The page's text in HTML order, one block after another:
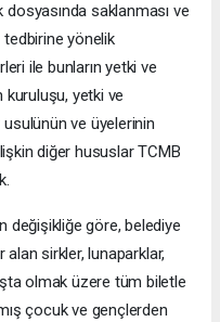
dosyasında saklanması ve
yönelik
ile bunların yetki ve
kuruluşu, yetki ve
ve üyelerinin
diğer hususlar TCMB
değişikliğe göre, belediye
alan sirkler, lunaparklar,
olmak üzere tüm biletle
çocuk ve gençlerden